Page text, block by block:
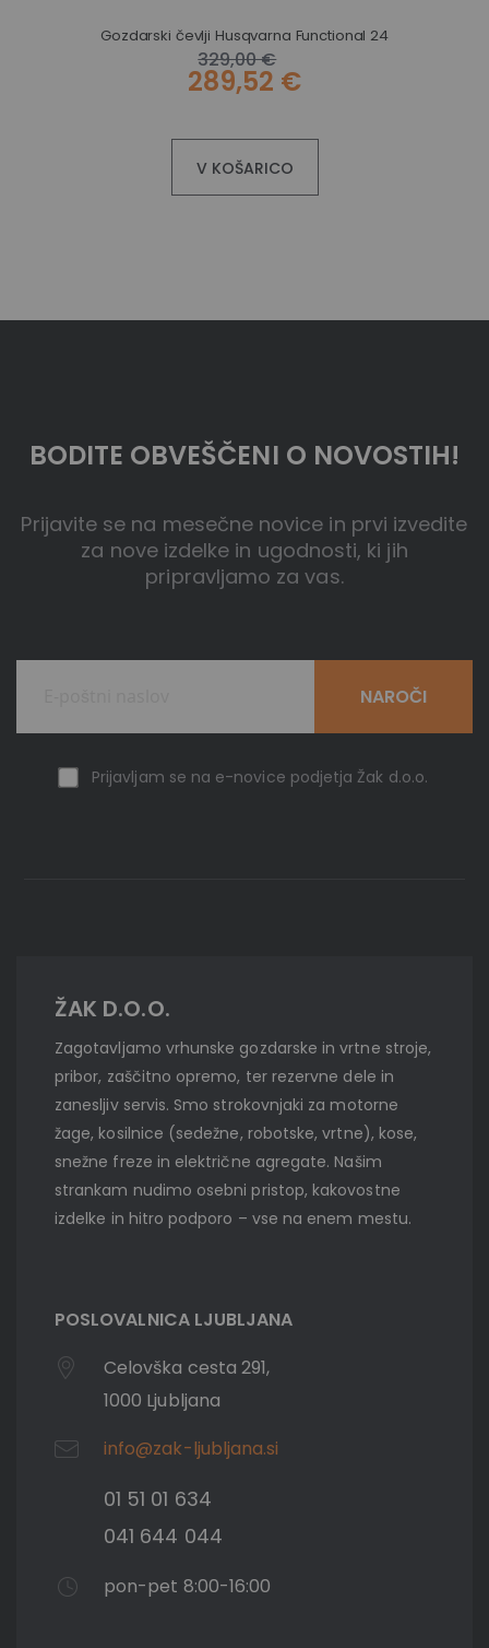
Gozdarski čevlji Husqvarna Functional 24
329,00 €
289,52 €
V KOŠARICO
BODITE OBVEŠČENI O NOVOSTIH!
Prijavite se na mesečne novice in prvi izvedite
za nove izdelke in ugodnosti, ki jih
pripravljamo za vas.
Prijavljam se na e-novice podjetja Žak d.o.o.
NAROČI
ŽAK D.O.O.
Zagotavljamo vrhunske gozdarske in vrtne stroje,
pribor, zaščitno opremo, ter rezervne dele in
zanesljiv servis. Smo strokovnjaki za motorne
žage, kosilnice (sedežne, robotske, vrtne), kose,
snežne freze in električne agregate. Našim
strankam nudimo osebni pristop, kakovostne
izdelke in hitro podporo – vse na enem mestu.
POSLOVALNICA LJUBLJANA
Celovška cesta 291,
1000 Ljubljana
info@zak-ljubljana.si
01 51 01 634
041 644 044
pon-pet 8:00-16:00